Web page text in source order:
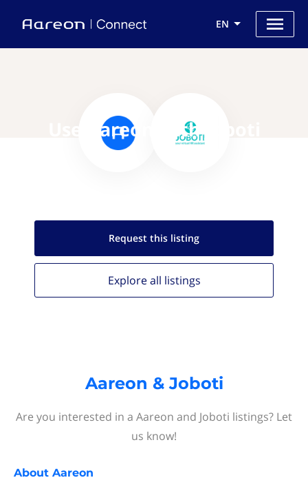
EN
Use Aareon with Joboti
Request this listing
Explore all listings
Aareon & Joboti
Are you interested in a Aareon and Joboti listings? Let
us know!
About Aareon